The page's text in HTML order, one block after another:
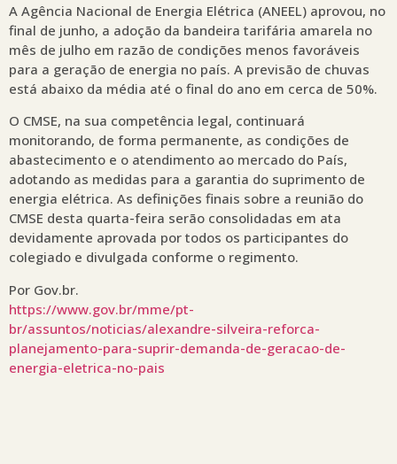
A Agência Nacional de Energia Elétrica (ANEEL) aprovou, no
final de junho, a adoção da bandeira tarifária amarela no
mês de julho em razão de condições menos favoráveis
para a geração de energia no país. A previsão de chuvas
está abaixo da média até o final do ano em cerca de 50%.
O CMSE, na sua competência legal, continuará
monitorando, de forma permanente, as condições de
abastecimento e o atendimento ao mercado do País,
adotando as medidas para a garantia do suprimento de
energia elétrica. As definições finais sobre a reunião do
CMSE desta quarta-feira serão consolidadas em ata
devidamente aprovada por todos os participantes do
colegiado e divulgada conforme o regimento.
Por Gov.br.
https://www.gov.br/mme/pt-
br/assuntos/noticias/alexandre-silveira-reforca-
planejamento-para-suprir-demanda-de-geracao-de-
energia-eletrica-no-pais